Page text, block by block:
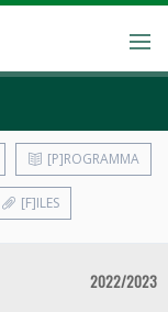
[P]ROGRAMMA
[F]ILES
2022/2023